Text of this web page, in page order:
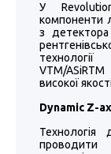
У
компоненти
з
VTM/
високої
Dynamic Z-